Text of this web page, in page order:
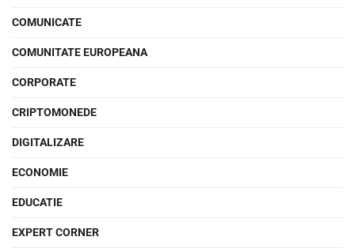
COMUNICATE
COMUNITATE EUROPEANA
CORPORATE
CRIPTOMONEDE
DIGITALIZARE
ECONOMIE
EDUCATIE
EXPERT CORNER